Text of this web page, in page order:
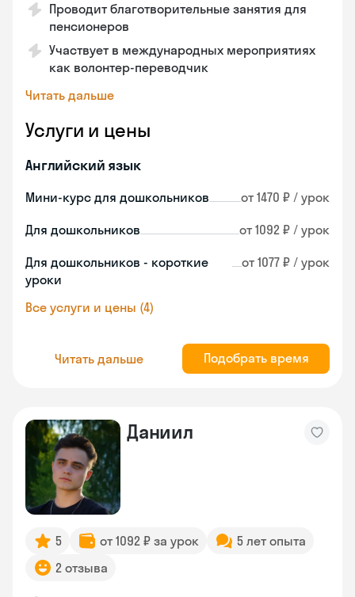
Проводит благотворительные занятия для
пенсионеров
Участвует в международных мероприятиях
как волонтер-переводчик
Читать дальше
Услуги и цены
Английский язык
Мини-курс для дошкольников от 1470 ₽ / урок
Для дошкольников от 1092 ₽ / урок
Для дошкольников - короткие
уроки
от 1077 ₽ / урок
Все услуги и цены (4)
Читать дальше Подобрать время
Даниил
5 от 1092 ₽ за урок
5 лет опыта
2 отзыва